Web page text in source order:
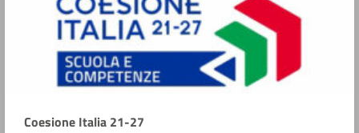
Coesione Italia 21-27